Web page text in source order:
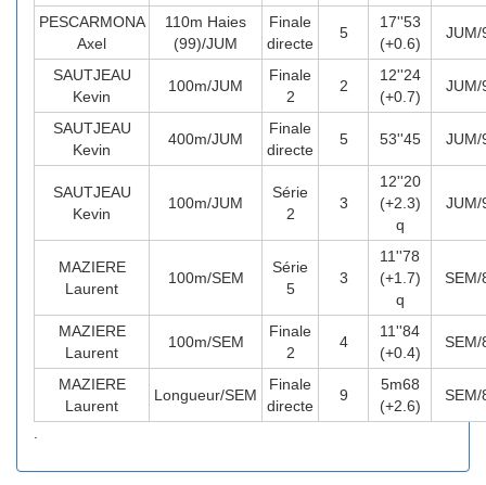
PESCARMONA
Axel
110m Haies
(99)/JUM
Finale
directe
5
17''53
(+0.6)
JUM/
SAUTJEAU
Kevin
100m/JUM
Finale
2
2
12''24
(+0.7)
JUM/
SAUTJEAU
Kevin
400m/JUM
Finale
directe
5 53''45 JUM/
SAUTJEAU
Kevin
100m/JUM
Série
2
3
12''20
(+2.3)
q
JUM/
MAZIERE
Laurent
100m/SEM
Série
5
3
11''78
(+1.7)
q
SEM/
MAZIERE
Laurent
100m/SEM
Finale
2
4
11''84
(+0.4)
SEM/
MAZIERE
Laurent
Longueur/SEM
Finale
directe
9
5m68
(+2.6)
SEM/